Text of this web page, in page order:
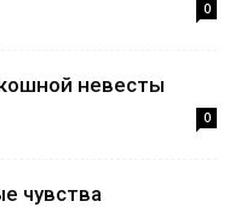
0
невесты
0
чувства